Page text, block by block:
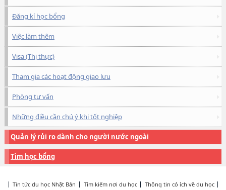
Đăng kí học bổng
Việc làm thêm
Visa (Thị thực)
Tham gia các hoạt động giao lưu
Phòng tư vấn
Những điều cần chú ý khi tốt nghiệp
Quản lý rủi ro dành cho người nước ngoài
Tìm học bổng
Tin tức du học Nhật Bản Tìm kiếm nơi du học
Thông tin có ích về du học